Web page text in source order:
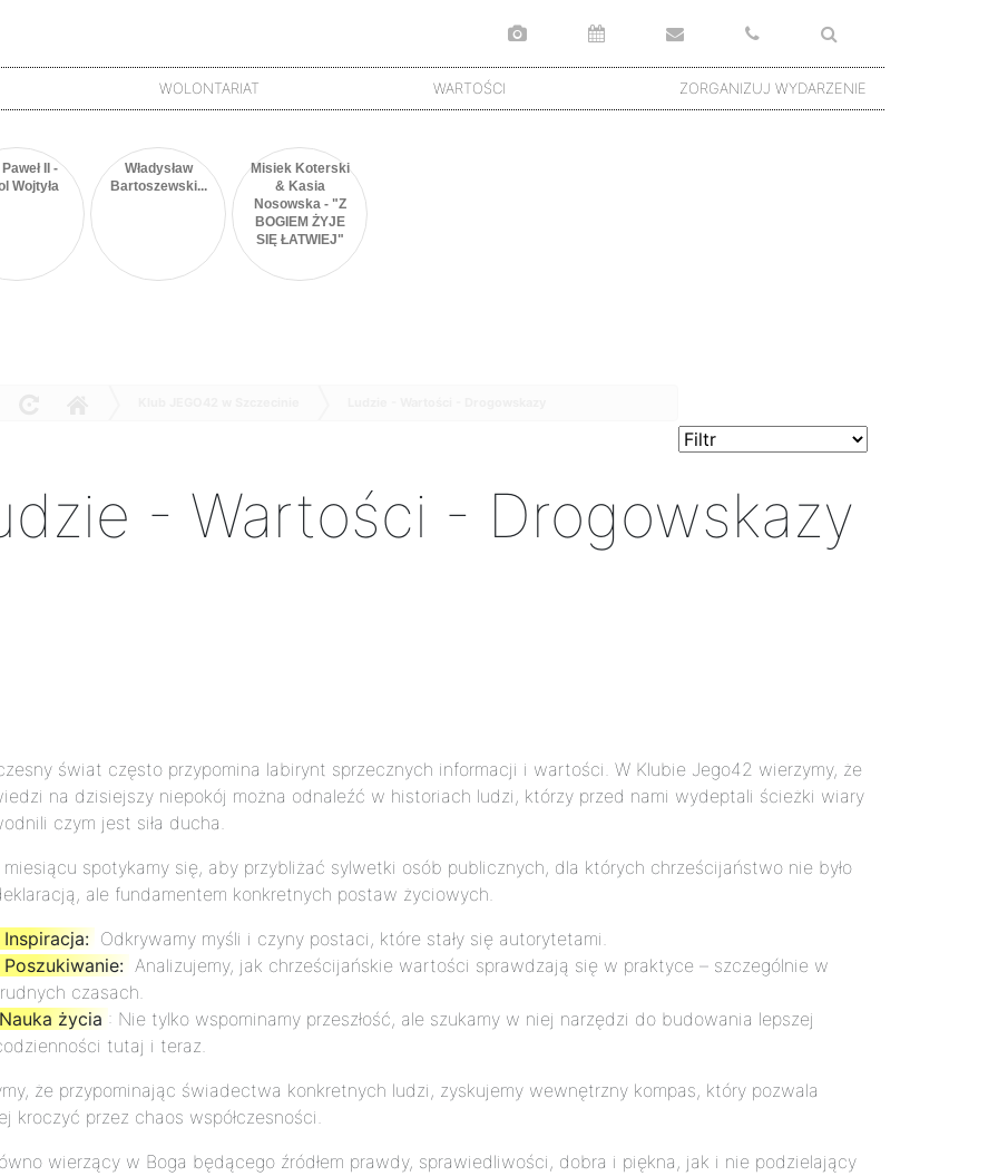
WOLONTARIAT WARTOŚCI ZORGANIZUJ WYDARZENIE
II -
Wojtyła
Władysław
Bartoszewski...
Misiek Koterski
& Kasia
Nosowska - "Z
BOGIEM ŻYJE
SIĘ ŁATWIEJ"
- Wartości - Drogowskazy
świat często przypomina labirynt sprzecznych informacji i wartości. W Klubie Jego42 wierzymy, że
na dzisiejszy niepokój można odnaleźć w historiach ludzi, którzy przed nami wydeptali ścieżki wiary
czym jest siła ducha.
miesiącu spotykamy się, aby przybliżać sylwetki osób publicznych, dla których chrześcijaństwo nie było
ale fundamentem konkretnych postaw życiowych.
Inspiracja: Odkrywamy myśli i czyny postaci, które stały się autorytetami.
Poszukiwanie: Analizujemy, jak chrześcijańskie wartości sprawdzają się w praktyce – szczególnie w
czasach.
Nauka życia : Nie tylko wspominamy przeszłość, ale szukamy w niej narzędzi do budowania lepszej
tutaj i teraz.
że przypominając świadectwa konkretnych ludzi, zyskujemy wewnętrzny kompas, który pozwala
kroczyć przez chaos współczesności.
wierzący w Boga będącego źródłem prawdy, sprawiedliwości, dobra i piękna, jak i nie podzielający